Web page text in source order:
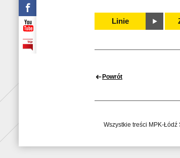
Linie
Powrót
Wszystkie treści MPK-